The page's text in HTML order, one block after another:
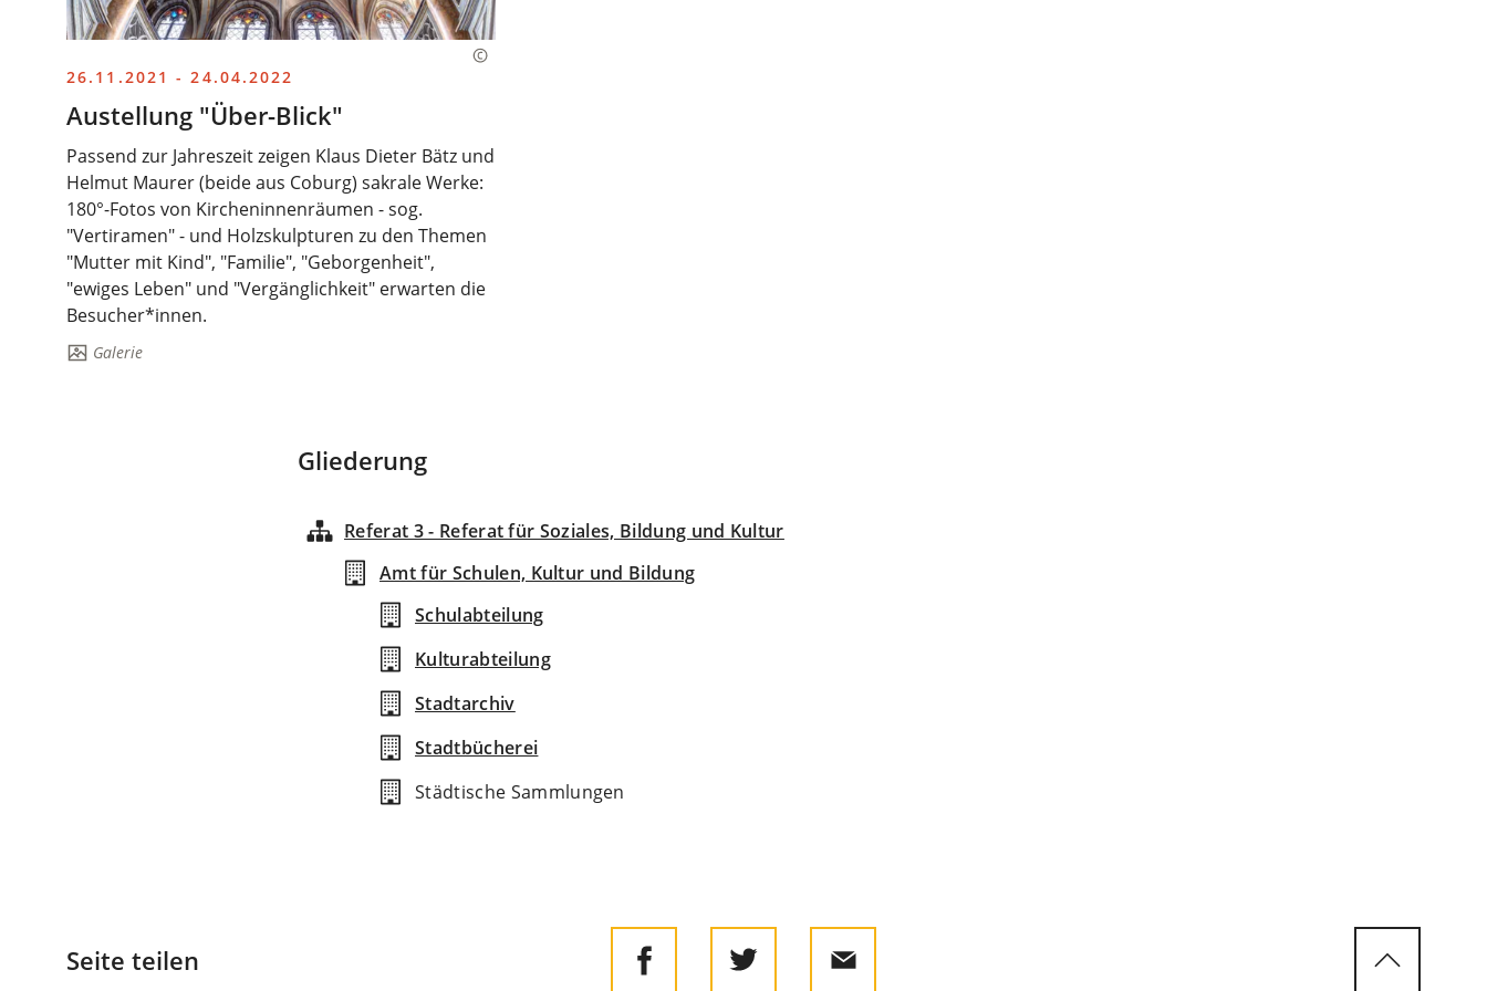
26.11.2021 - 24.04.2022
Austellung "Über-Blick"
Passend zur Jahreszeit zeigen Klaus Dieter Bätz und
Helmut Maurer (beide aus Coburg) sakrale Werke:
180°-Fotos von Kircheninnenräumen - sog.
"Vertiramen" - und Holzskulpturen zu den Themen
"Mutter mit Kind", "Familie", "Geborgenheit",
"ewiges Leben" und "Vergänglichkeit" erwarten die
Besucher*innen.
Die Galerie
Gliederung
Referat 3 - Referat für Soziales, Bildung und Kultur
Amt für Schulen, Kultur und Bildung
Schulabteilung
Kulturabteilung
Stadtarchiv
Stadtbücherei
Städtische Sammlungen
Seite teilen